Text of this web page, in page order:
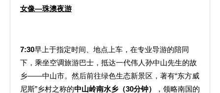
女像—珠澳夜游
7:30早上于指定时间、地点上车，在专业导游的陪同
下，乘坐空调旅游巴士，抵达一代伟人孙中山先生的故
乡——中山市。然后前往绿色生态新景区，著有“东方威
尼斯”乡村之称的中山岭南水乡 （30分钟）
，领略南国的